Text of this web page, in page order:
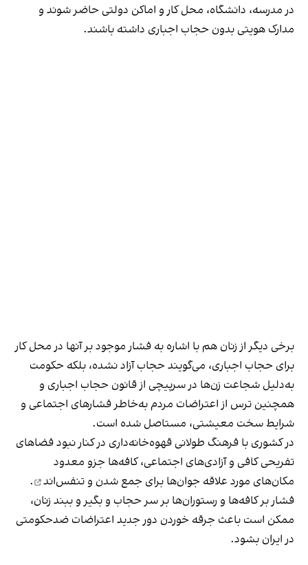
در مدرسه، دانشگاه، محل کار و اماکن دولتی حاضر شوند و
مدارک هویتی بدون حجاب اجباری داشته باشند.
برخی دیگر از زنان هم با اشاره به فشار موجود بر آنها در محل کار
برای حجاب اجباری، می‌گویند حجاب آزاد نشده، بلکه حکومت
به‌دلیل شجاعت زن‌ها در سرپیچی از قانون حجاب اجباری و
همچنین ترس از اعتراضات مردم به‌خاطر فشارهای اجتماعی و
شرایط سخت معیشتی، مستاصل شده است.
در کشوری با فرهنگ طولانی قهوه‌‌خانه‌داری در کنار نبود فضاهای
تفریحی کافی و آزادی‌های اجتماعی، کافه‌ها جزو معدود
مکان‌های مورد علاقه جوان‌ها برای جمع شدن و تنفس‌اند
.
فشار بر کافه‌ها و رستوران‌ها بر سر حجاب و بگیر و ببند زنان،
ممکن است باعث جرقه خوردن دور جدید اعتراضات ضدحکومتی
در ایران بشود.